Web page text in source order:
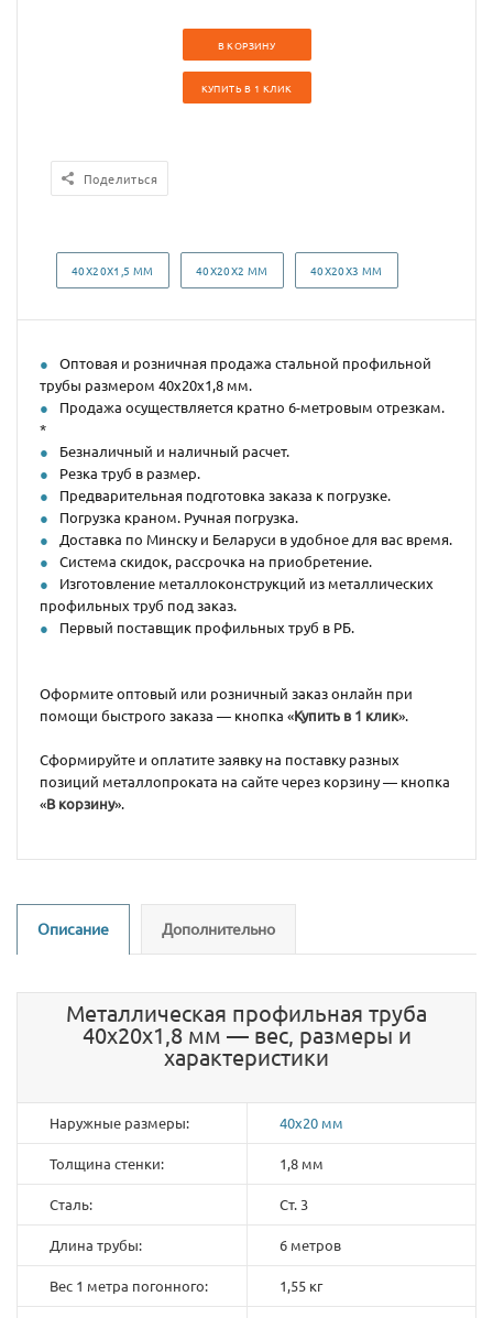
В КОРЗИНУ
КУПИТЬ В 1 КЛИК
Поделиться
40Х20Х1,5 ММ 40Х20Х2 ММ 40Х20Х3 ММ
Оптовая и розничная продажа стальной профильной
трубы размером 40х20х1,8 мм.
Продажа осуществляется кратно 6-метровым отрезкам.
*
Безналичный и наличный расчет.
Резка труб в размер.
Предварительная подготовка заказа к погрузке.
Погрузка краном. Ручная погрузка.
Доставка по Минску и Беларуси в удобное для вас время.
Система скидок, рассрочка на приобретение.
Изготовление металлоконструкций из металлических
профильных труб под заказ.
Первый поставщик профильных труб в РБ.
Оформите оптовый или розничный заказ онлайн при
помощи быстрого заказа — кнопка «Купить в 1 клик».
Сформируйте и оплатите заявку на поставку разных
позиций металлопроката на сайте через корзину — кнопка
«В корзину».
Описание Дополнительно
Металлическая профильная труба
40х20х1,8 мм — вес, размеры и
характеристики
Наружные размеры: 40х20 мм
Толщина стенки: 1,8 мм
Сталь: Ст. 3
Длина трубы: 6 метров
Вес 1 метра погонного: 1,55 кг